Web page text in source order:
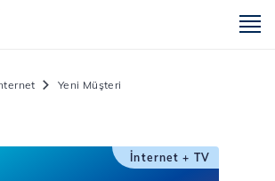
Yeni Müşteri
İnternet + TV